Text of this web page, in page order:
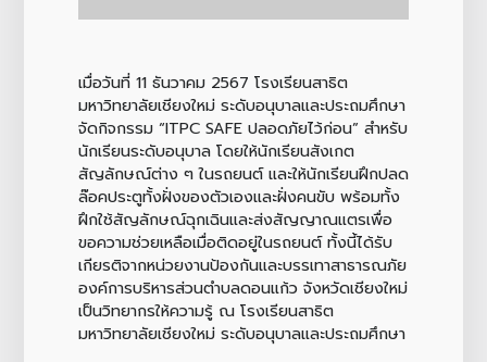
เมื่อวันที่ 11 ธันวาคม 2567 โรงเรียนสาธิต
มหาวิทยาลัยเชียงใหม่ ระดับอนุบาลและประถมศึกษา
จัดกิจกรรม “ITPC SAFE ปลอดภัยไว้ก่อน” สำหรับ
นักเรียนระดับอนุบาล โดยให้นักเรียนสังเกต
สัญลักษณ์ต่าง ๆ ในรถยนต์ และให้นักเรียนฝึกปลด
ล๊อคประตูทั้งฝั่งของตัวเองและฝั่งคนขับ พร้อมทั้ง
ฝึกใช้สัญลักษณ์ฉุกเฉินและส่งสัญญาณแตรเพื่อ
ขอความช่วยเหลือเมื่อติดอยู่ในรถยนต์ ทั้งนี้ได้รับ
เกียรติจากหน่วยงานป้องกันและบรรเทาสาธารณภัย
องค์การบริหารส่วนตำบลดอนแก้ว จังหวัดเชียงใหม่
เป็นวิทยากรให้ความรู้ ณ โรงเรียนสาธิต
มหาวิทยาลัยเชียงใหม่ ระดับอนุบาลและประถมศึกษา